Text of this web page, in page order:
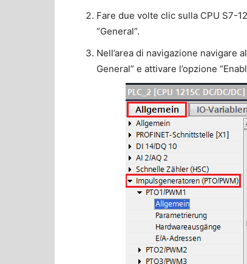
Fare due volte clic sulla CPU S7-
“General”.
Nell’area di navigazione navigare
General” e attivare l’opzione